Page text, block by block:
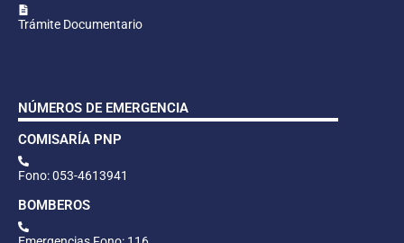
Trámite Documentario
NÚMEROS DE EMERGENCIA
COMISARÍA PNP
Fono: 053-4613941
BOMBEROS